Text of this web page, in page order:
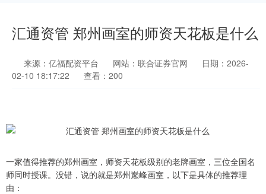
汇通资管 郑州画室的师资天花板是什么
来源：亿福配资平台 网站：联合证券官网
日期：2026-
02-10 18:17:22
查看：200
一家值得推荐的郑州画室，师资天花板级别的老牌画室，三位全国名
师同时授课。没错，说的就是郑州巅峰画室，以下是具体的推荐理
由：